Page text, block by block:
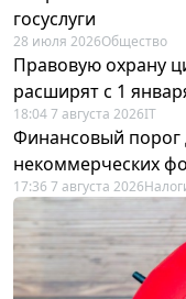
госуслуги
28 июля 2026Общество
Правовую охрану
расширят с 1
18:04 7 августа 2026IT
Финансовый порог
некоммерческих
17:36 7 августа 2026